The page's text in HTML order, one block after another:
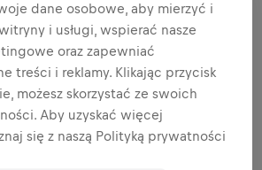
KONTYNUUJ PRZEZ GOOGLE
PRZEZ FACEBOOK
dane osobowe, aby mierzyć i
i usługi, wspierać nasze
oraz zapewniać
treści i reklamy. Klikając przycisk
możesz skorzystać ze swoich
Aby uzyskać więcej
się z naszą Polityką prywatności